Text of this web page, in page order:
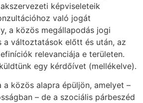
képviseleteik
való jogát
a közös megállapodás jogi
a változtatások előtt és után, az
relevanciája e területen.
egy kérdőívet (mellékelve).
közös alapra épüljön, amelyet –
– de a szociális párbeszéd